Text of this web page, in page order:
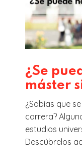
¿Se
máster
¿Sabías que
carrera?
estudios
Descúbrelos